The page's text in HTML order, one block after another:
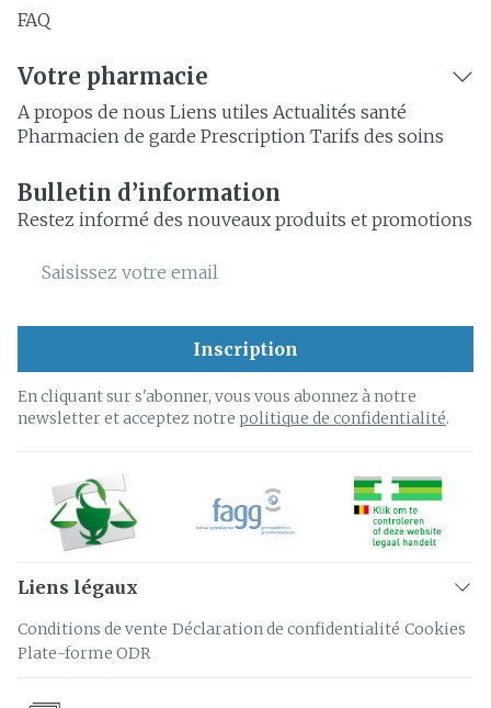
FAQ
Votre pharmacie
A propos de nous Liens utiles Actualités santé
Pharmacien de garde Prescription Tarifs des soins
Bulletin d’information
Restez informé des nouveaux produits et promotions
Adresse mail
Inscription
En cliquant sur s'abonner, vous vous abonnez à notre
newsletter et acceptez notre politique de confidentialité.
Liens légaux
Conditions de vente Déclaration de confidentialité Cookies
Plate-forme ODR